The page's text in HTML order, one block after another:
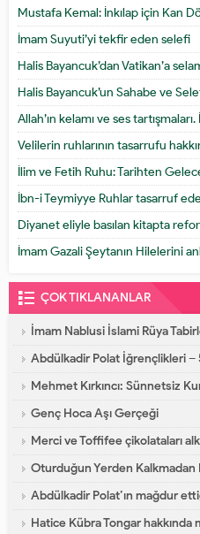
Mustafa Kemal: İnkılap için Kan
İmam Suyuti’yi tekfir eden selefi
Halis Bayancuk’dan Vatikan’a
Halis Bayancuk’un Sahabe ve
Allah’ın kelamı ve ses
Velilerin ruhlarının tasarrufu
İlim ve Fetih Ruhu: Tarihten
İbn-i Teymiyye Ruhlar tasarruf
Diyanet eliyle basılan kitapta
İmam Gazali Şeytanın Hilelerini
ÇOK TIKLANANLAR
İmam Nablusi İslami Rüya
Abdülkadir Polat İğrençlikleri –
Genç Hoca Aşı Gerçeği
Merci ve Toffifee çikolataları
Oturduğun Yerden Kalkmadan
Abdülkadir Polat’ın mağdur
Hatice Kübra Tongar hakkında